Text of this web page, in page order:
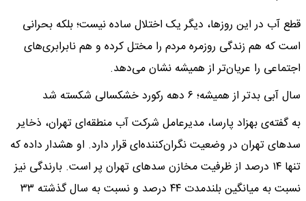
قطع آب در این روزها، دیگر یک اختلال ساده نیست؛ بلکه بحرانی
است که هم زندگی روزمره مردم را مختل کرده و هم نابرابری‌های
اجتماعی را عریان‌تر از همیشه نشان می‌دهد.
سال آبی بدتر از همیشه؛ ۶ دهه رکورد خشکسالی شکسته شد
به گفته‌ی بهزاد پارسا، مدیرعامل شرکت آب منطقه‌ای تهران، ذخایر
سدهای تهران در وضعیت نگران‌کننده‌ای قرار دارد. او هشدار داده که
تنها ۱۴ درصد از ظرفیت مخازن سدهای تهران پر است. بارندگی نیز
نسبت به میانگین بلندمدت ۴۴ درصد و نسبت به سال گذشته ۳۳